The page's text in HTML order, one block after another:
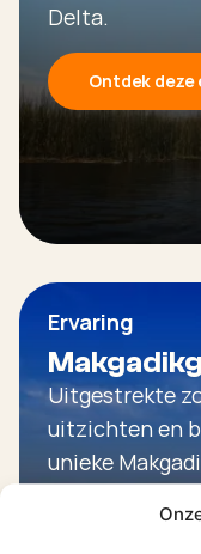
Delta.
Ontdek deze
Ervaring
Uitgestrekte
uitzichten en
unieke
Ontdek